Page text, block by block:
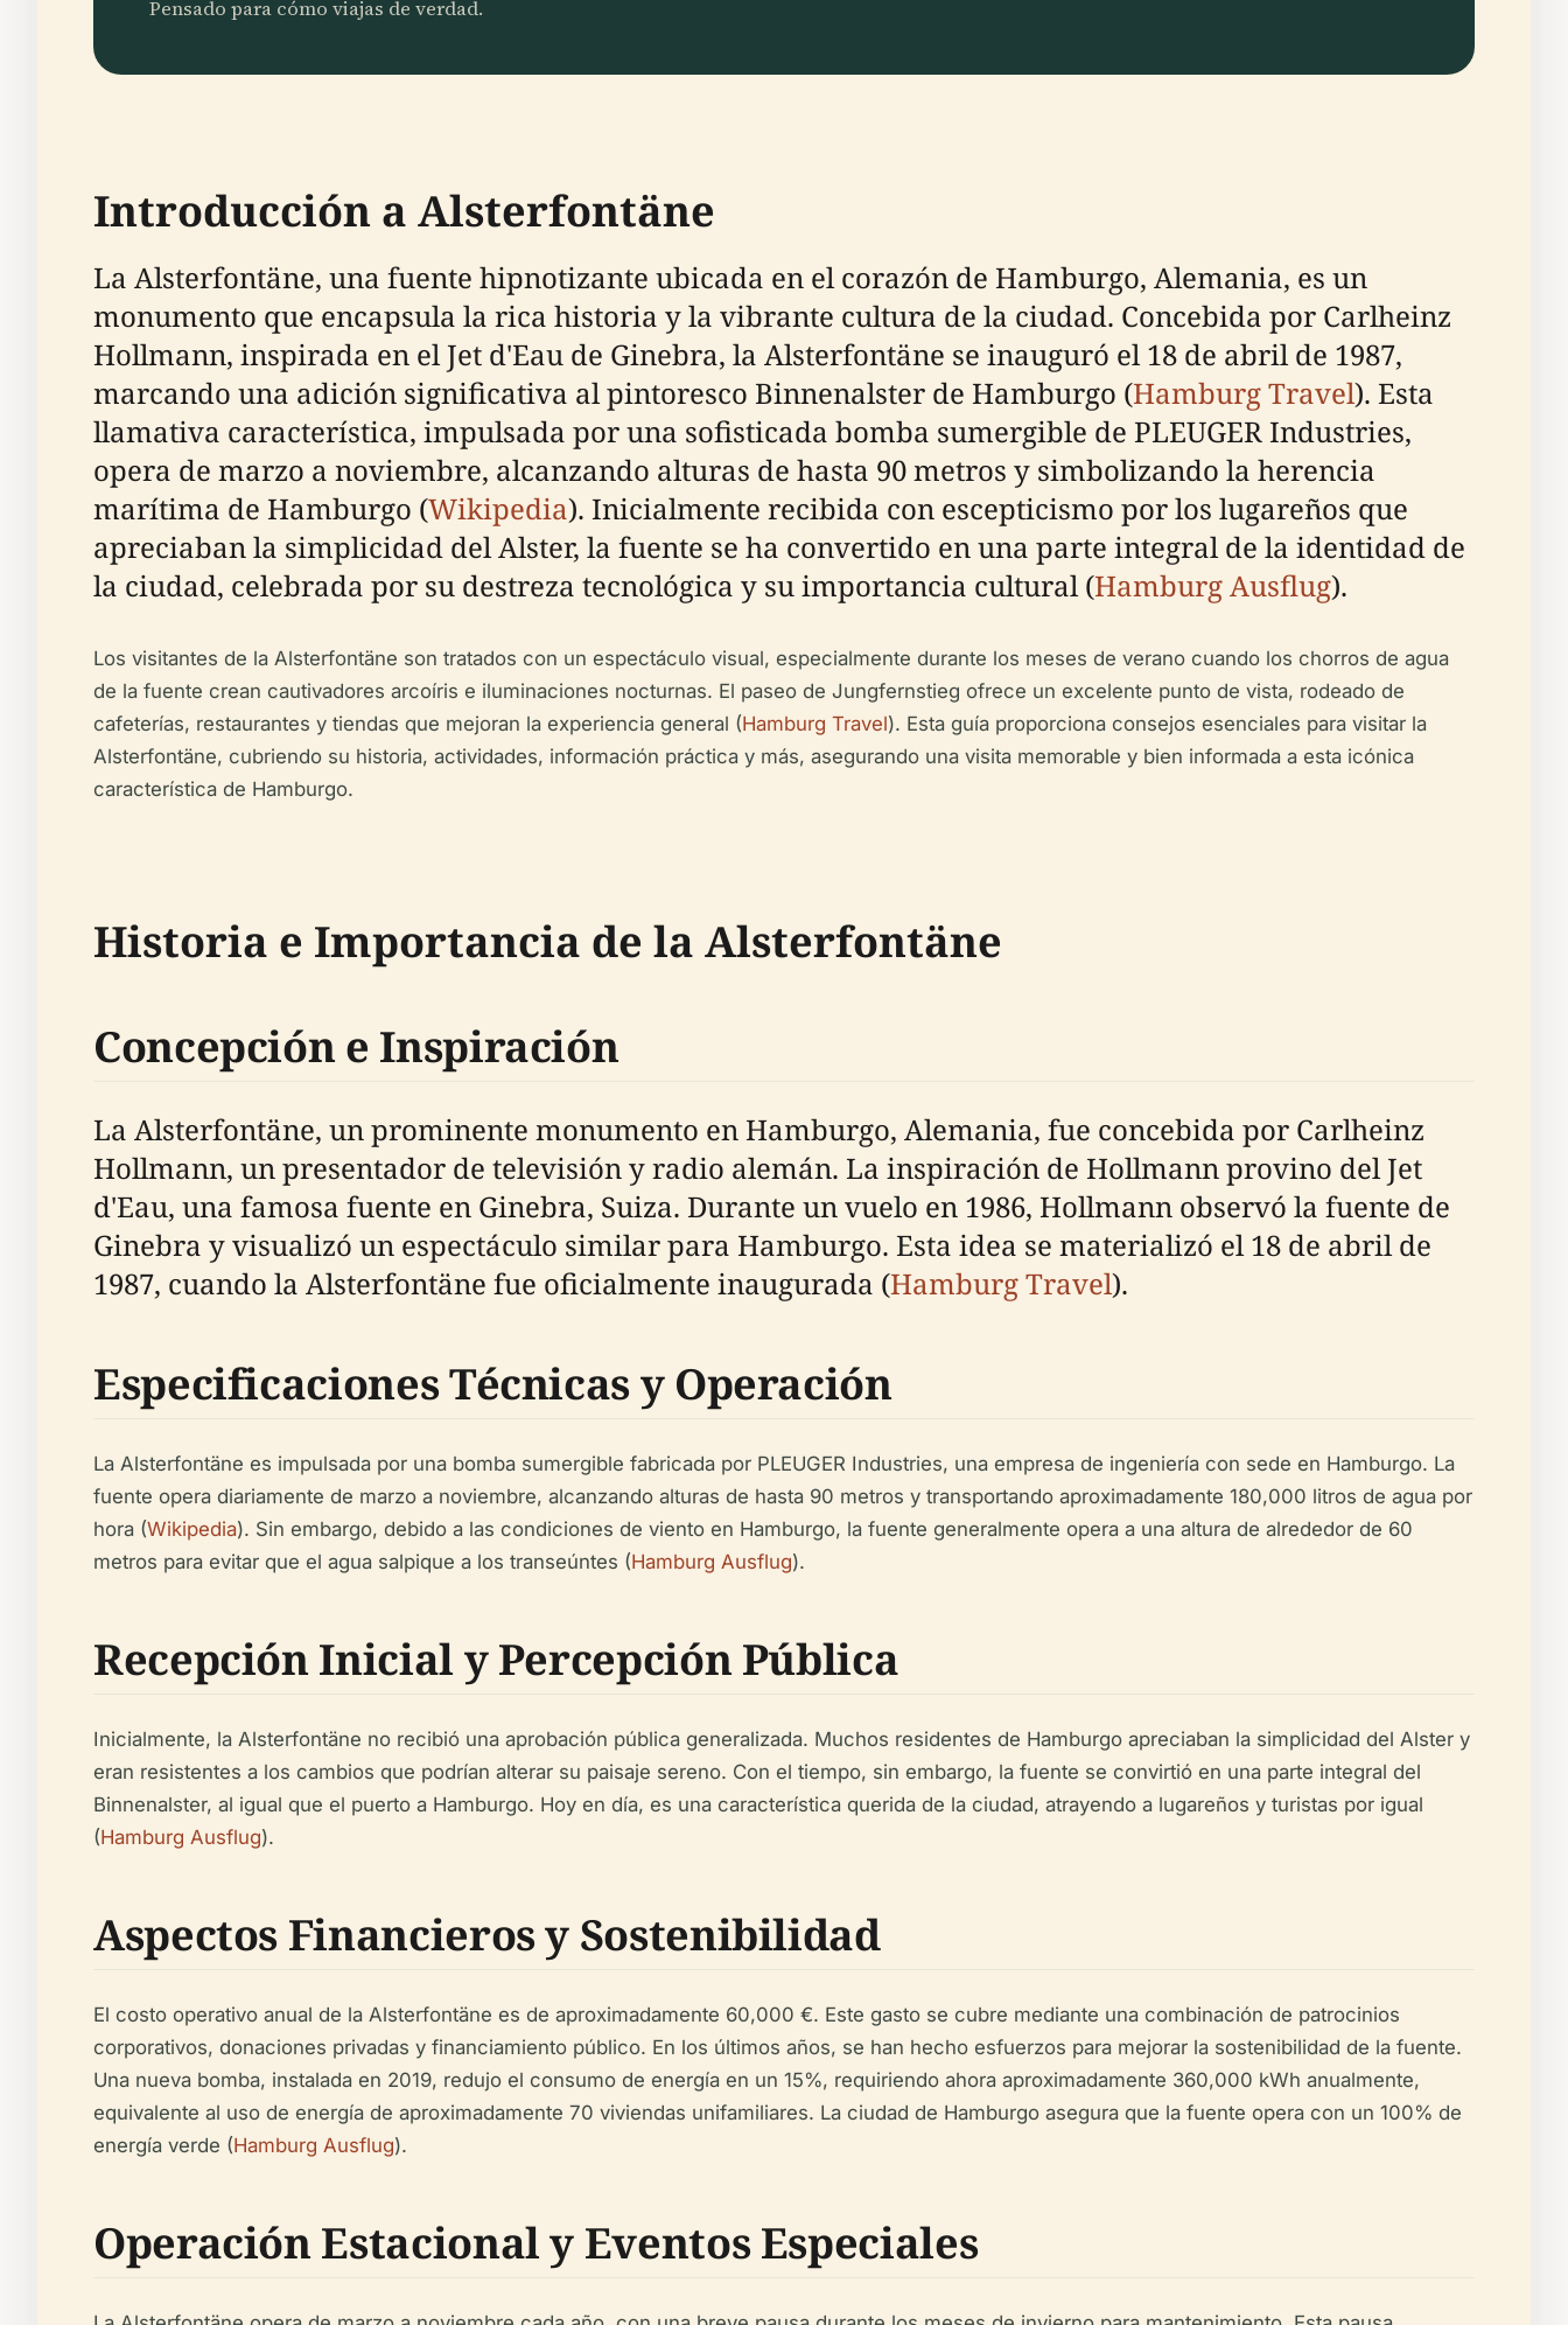
Pensado para cómo viajas de verdad.
Introducción a Alsterfontäne
La Alsterfontäne, una fuente hipnotizante ubicada en el corazón de Hamburgo, Alemania, es un
monumento que encapsula la rica historia y la vibrante cultura de la ciudad. Concebida por Carlheinz
Hollmann, inspirada en el Jet d'Eau de Ginebra, la Alsterfontäne se inauguró el 18 de abril de 1987,
marcando una adición significativa al pintoresco Binnenalster de Hamburgo (Hamburg Travel). Esta
llamativa característica, impulsada por una sofisticada bomba sumergible de PLEUGER Industries,
opera de marzo a noviembre, alcanzando alturas de hasta 90 metros y simbolizando la herencia
marítima de Hamburgo (Wikipedia). Inicialmente recibida con escepticismo por los lugareños que
apreciaban la simplicidad del Alster, la fuente se ha convertido en una parte integral de la identidad de
la ciudad, celebrada por su destreza tecnológica y su importancia cultural (Hamburg Ausflug).
Los visitantes de la Alsterfontäne son tratados con un espectáculo visual, especialmente durante los meses de verano cuando los chorros de agua
de la fuente crean cautivadores arcoíris e iluminaciones nocturnas. El paseo de Jungfernstieg ofrece un excelente punto de vista, rodeado de
cafeterías, restaurantes y tiendas que mejoran la experiencia general (Hamburg Travel). Esta guía proporciona consejos esenciales para visitar la
Alsterfontäne, cubriendo su historia, actividades, información práctica y más, asegurando una visita memorable y bien informada a esta icónica
característica de Hamburgo.
Historia e Importancia de la Alsterfontäne
Concepción e Inspiración
La Alsterfontäne, un prominente monumento en Hamburgo, Alemania, fue concebida por Carlheinz
Hollmann, un presentador de televisión y radio alemán. La inspiración de Hollmann provino del Jet
d'Eau, una famosa fuente en Ginebra, Suiza. Durante un vuelo en 1986, Hollmann observó la fuente de
Ginebra y visualizó un espectáculo similar para Hamburgo. Esta idea se materializó el 18 de abril de
1987, cuando la Alsterfontäne fue oficialmente inaugurada (Hamburg Travel).
Especificaciones Técnicas y Operación
La Alsterfontäne es impulsada por una bomba sumergible fabricada por PLEUGER Industries, una empresa de ingeniería con sede en Hamburgo. La
fuente opera diariamente de marzo a noviembre, alcanzando alturas de hasta 90 metros y transportando aproximadamente 180,000 litros de agua por
hora (Wikipedia). Sin embargo, debido a las condiciones de viento en Hamburgo, la fuente generalmente opera a una altura de alrededor de 60
metros para evitar que el agua salpique a los transeúntes (Hamburg Ausflug).
Recepción Inicial y Percepción Pública
Inicialmente, la Alsterfontäne no recibió una aprobación pública generalizada. Muchos residentes de Hamburgo apreciaban la simplicidad del Alster y
eran resistentes a los cambios que podrían alterar su paisaje sereno. Con el tiempo, sin embargo, la fuente se convirtió en una parte integral del
Binnenalster, al igual que el puerto a Hamburgo. Hoy en día, es una característica querida de la ciudad, atrayendo a lugareños y turistas por igual
(Hamburg Ausflug).
Aspectos Financieros y Sostenibilidad
El costo operativo anual de la Alsterfontäne es de aproximadamente 60,000 €. Este gasto se cubre mediante una combinación de patrocinios
corporativos, donaciones privadas y financiamiento público. En los últimos años, se han hecho esfuerzos para mejorar la sostenibilidad de la fuente.
Una nueva bomba, instalada en 2019, redujo el consumo de energía en un 15%, requiriendo ahora aproximadamente 360,000 kWh anualmente,
equivalente al uso de energía de aproximadamente 70 viviendas unifamiliares. La ciudad de Hamburgo asegura que la fuente opera con un 100% de
energía verde (Hamburg Ausflug).
Operación Estacional y Eventos Especiales